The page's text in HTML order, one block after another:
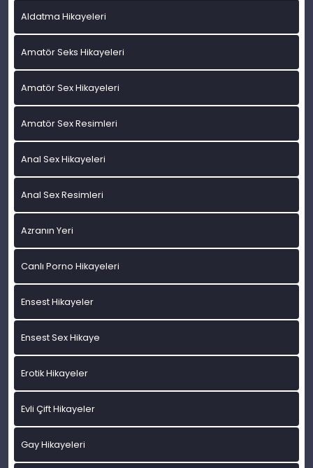
Aldatma Hikayeleri
Amatör Seks Hikayeleri
Amatör Sex Hikayeleri
Amatör Sex Resimleri
Anal Sex Hikayeleri
Anal Sex Resimleri
Azranın Yeri
Canlı Porno Hikayeleri
Ensest Hikayeler
Ensest Sex Hikaye
Erotik Hikayeler
Evli Çift Hikayeler
Gay Hikayeleri